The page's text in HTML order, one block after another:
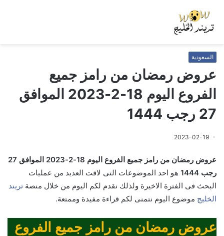
السعودية
عروض رمضان من رامز جميع
الفروع اليوم 18-2-2023 الموافق
27 رجب 1444
2023-02-19
عروض رمضان من رامز جميع الفروع اليوم 18-2-2023 الموافق 27
رجب 1444
هو احد الموضوعات التى لاقت العديد من عمليات
البحث فى الفترة الاخيرة ولذلك نقدم لكم اليوم من خلال منصة تريند
الخليج موضوع اليوم نتمنى لكم قراءة مفيدة وممتعة.
عروض رمضان من رامز جميع الفروع